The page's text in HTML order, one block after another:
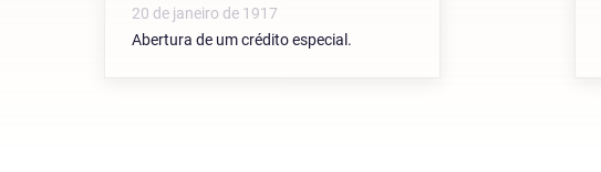
20 de janeiro de 1917
Abertura de um crédito especial.